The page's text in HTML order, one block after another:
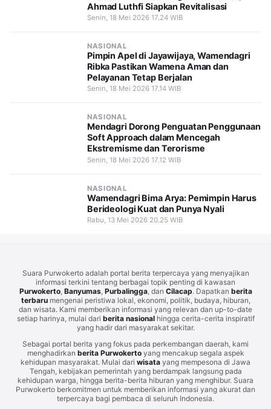
Ahmad Luthfi Siapkan Revitalisasi
Senin, 18 Mei 2026 17.24 WIB
NASIONAL
Pimpin Apel di Jayawijaya, Wamendagri
Ribka Pastikan Wamena Aman dan
Pelayanan Tetap Berjalan
Senin, 18 Mei 2026 17.14 WIB
NASIONAL
Mendagri Dorong Penguatan Penggunaan
Soft Approach dalam Mencegah
Ekstremisme dan Terorisme
Senin, 18 Mei 2026 17.12 WIB
NASIONAL
Wamendagri Bima Arya: Pemimpin Harus
Berideologi Kuat dan Punya Nyali
Rabu, 13 Mei 2026 20.25 WIB
Suara Purwokerto adalah portal berita terpercaya yang menyajikan
informasi terkini tentang berbagai topik penting di kawasan
Purwokerto, Banyumas, Purbalingga, dan Cilacap. Dapatkan berita
terbarumengenai peristiwa lokal, ekonomi, politik, budaya, hiburan,
dan wisata. Kami memberikan informasi yang relevan dan up-to-date
setiap harinya, mulai dari berita nasionalhingga cerita-cerita inspiratif
yang hadir dari masyarakat sekitar.
Sebagai portal berita yang fokus pada perkembangan daerah, kami
menghadirkan berita Purwokertoyang mencakup segala aspek
kehidupan masyarakat. Mulai dari wisata yang mempesona di Jawa
Tengah, kebijakan pemerintah yang berdampak langsung pada
kehidupan warga, hingga berita-berita hiburan yang menghibur. Suara
Purwokerto berkomitmen untuk memberikan informasi yang akurat dan
terpercaya bagi pembaca di seluruh Indonesia.